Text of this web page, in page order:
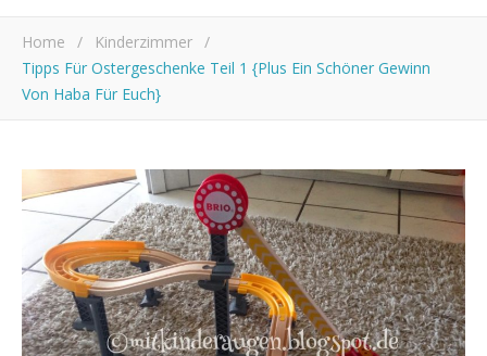
Home / Kinderzimmer /
Tipps Für Ostergeschenke Teil 1 {Plus Ein Schöner Gewinn
Von Haba Für Euch}